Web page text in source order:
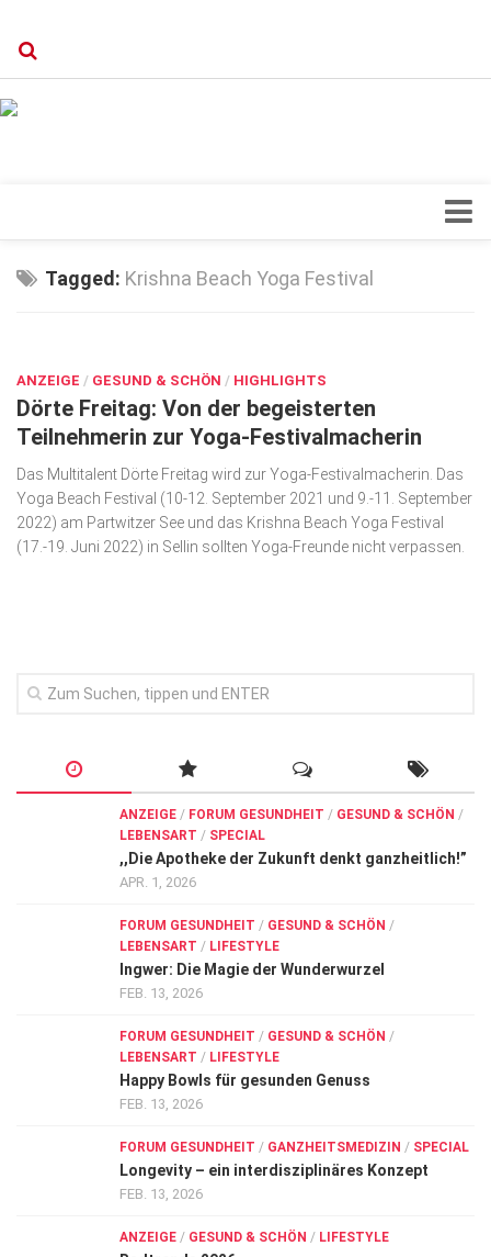
Orthopädie
Schönheit & Wohlbefinden
Special
Wirtschaft, Recht, Finanzen
Zahn, Mund, Kiefer
Innovationen
Hören
Tagged: Krishna Beach Yoga Festival
ANZEIGE / GESUND & SCHÖN / HIGHLIGHTS
Dörte Freitag: Von der begeisterten
Teilnehmerin zur Yoga-Festivalmacherin
Das Multitalent Dörte Freitag wird zur Yoga-Festivalmacherin. Das
Yoga Beach Festival (10-12. September 2021 und 9.-11. September
2022) am Partwitzer See und das Krishna Beach Yoga Festival
(17.-19. Juni 2022) in Sellin sollten Yoga-Freunde nicht verpassen.
ANZEIGE / FORUM GESUNDHEIT / GESUND & SCHÖN /
LEBENSART / SPECIAL
,,Die Apotheke der Zukunft denkt ganzheitlich!”
APR. 1, 2026
FORUM GESUNDHEIT / GESUND & SCHÖN /
LEBENSART / LIFESTYLE
Ingwer: Die Magie der Wunderwurzel
FEB. 13, 2026
FORUM GESUNDHEIT / GESUND & SCHÖN /
LEBENSART / LIFESTYLE
Happy Bowls für gesunden Genuss
FEB. 13, 2026
FORUM GESUNDHEIT / GANZHEITSMEDIZIN / SPECIAL
Longevity – ein interdisziplinäres Konzept
FEB. 13, 2026
ANZEIGE / GESUND & SCHÖN / LIFESTYLE